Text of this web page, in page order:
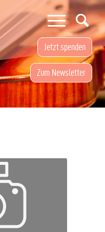
Zum Newsletter
Jetzt spenden